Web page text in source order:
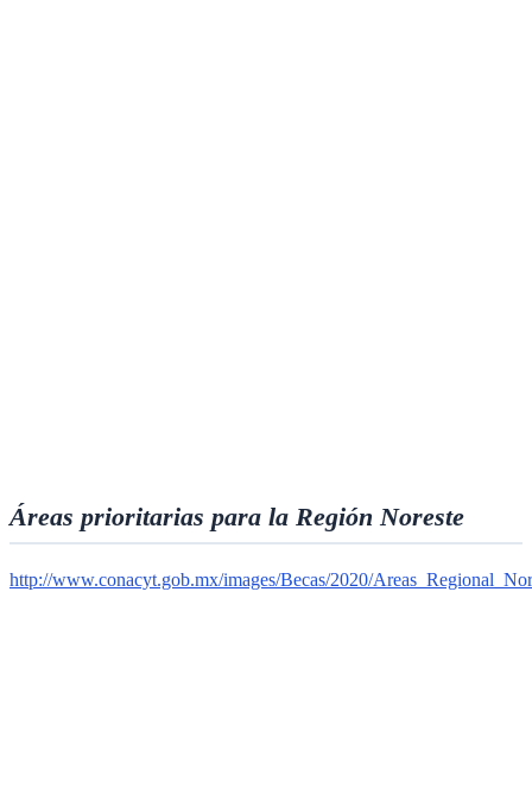
Áreas prioritarias para la Región Noreste
http://www.conacyt.gob.mx/images/Becas/2020/